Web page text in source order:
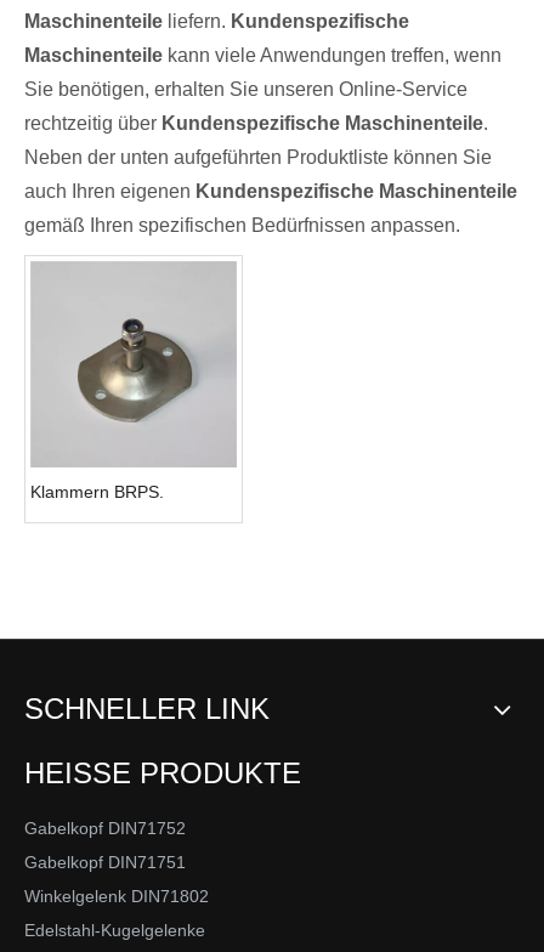
Maschinenteile liefern. Kundenspezifische
Maschinenteile kann viele Anwendungen treffen, wenn
Sie benötigen, erhalten Sie unseren Online-Service
rechtzeitig über Kundenspezifische Maschinenteile.
Neben der unten aufgeführten Produktliste können Sie
auch Ihren eigenen Kundenspezifische Maschinenteile
gemäß Ihren spezifischen Bedürfnissen anpassen.
Klammern BRPS.
SCHNELLER LINK
HEISSE PRODUKTE
Gabelkopf DIN71752
Gabelkopf DIN71751
Winkelgelenk DIN71802
Edelstahl-Kugelgelenke